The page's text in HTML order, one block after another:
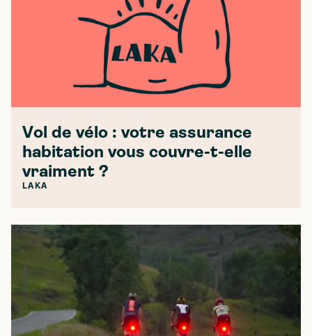
Vol de vélo : votre assurance
habitation vous couvre-t-elle
vraiment ?
LAKA